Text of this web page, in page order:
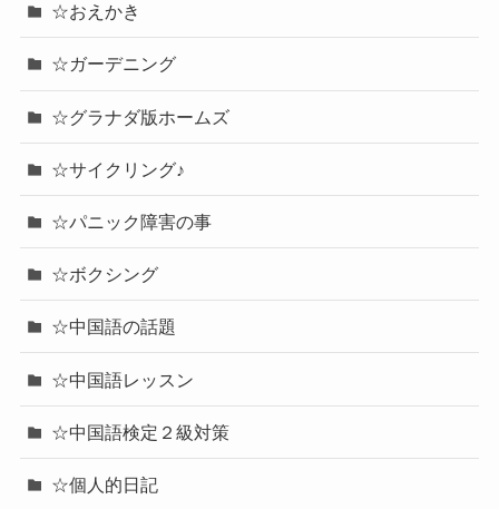
☆おえかき
☆ガーデニング
☆グラナダ版ホームズ
☆サイクリング♪
☆パニック障害の事
☆ボクシング
☆中国語の話題
☆中国語レッスン
☆中国語検定２級対策
☆個人的日記